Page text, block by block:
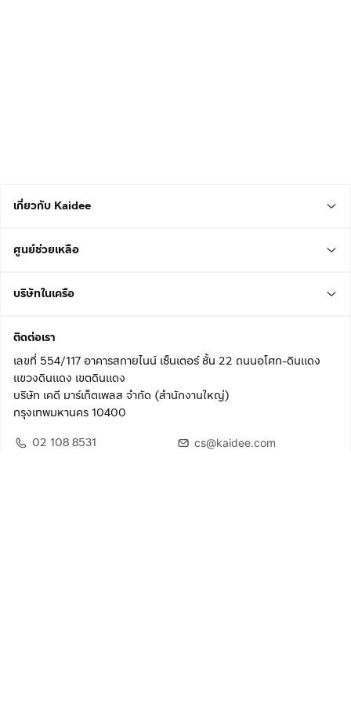
เกี่ยวกับ Kaidee
ศูนย์ช่วยเหลือ
บริษัทในเครือ
ติดต่อเรา
เลขที่ 554/117 อาคารสกายไนน์ เซ็นเตอร์ ชั้น 22 ถนนอโศก-ดินแดง
แขวงดินแดง เขตดินแดง
บริษัท เคดี มาร์เก็ตเพลส จำกัด (สำนักงานใหญ่)
กรุงเทพมหานคร 10400
02 108 8531
cs@kaidee.com